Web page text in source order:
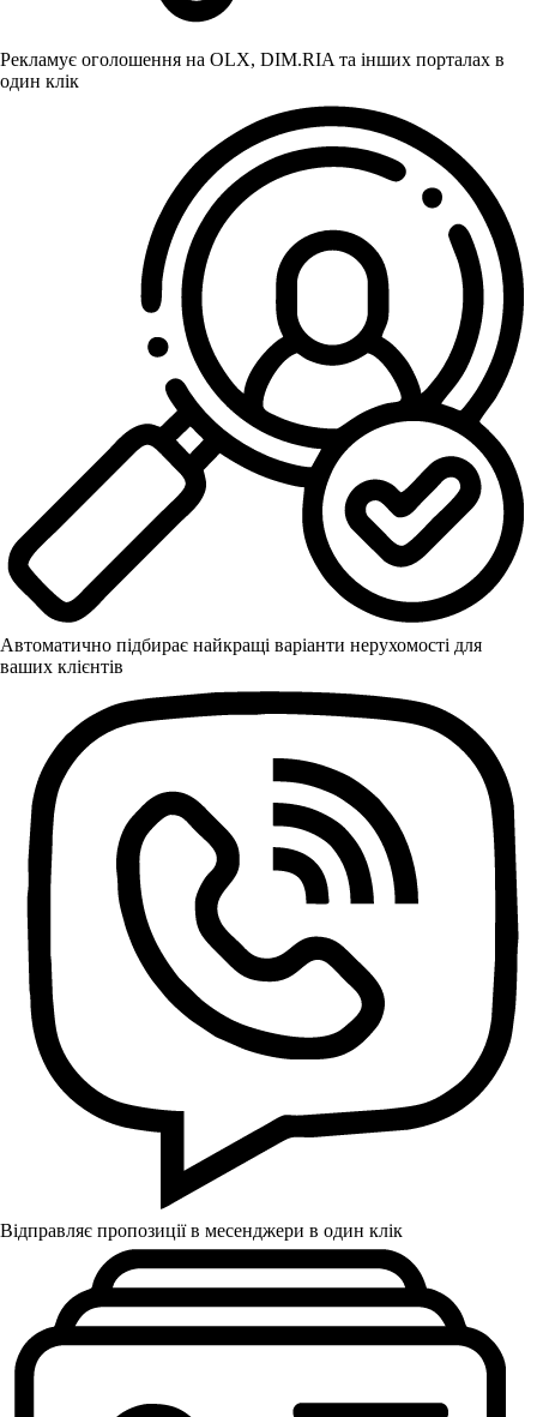
Рекламує оголошення на OLX, DIM.RIA та інших порталах в
один клік
Автоматично підбирає найкращі варіанти нерухомості для
ваших клієнтів
Відправляє пропозиції в месенджери в один клік